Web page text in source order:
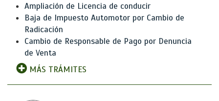
Ampliación de Licencia de conducir
Baja de Impuesto Automotor por Cambio de
Radicación
Cambio de Responsable de Pago por Denuncia
de Venta
MÁS TRÁMITES